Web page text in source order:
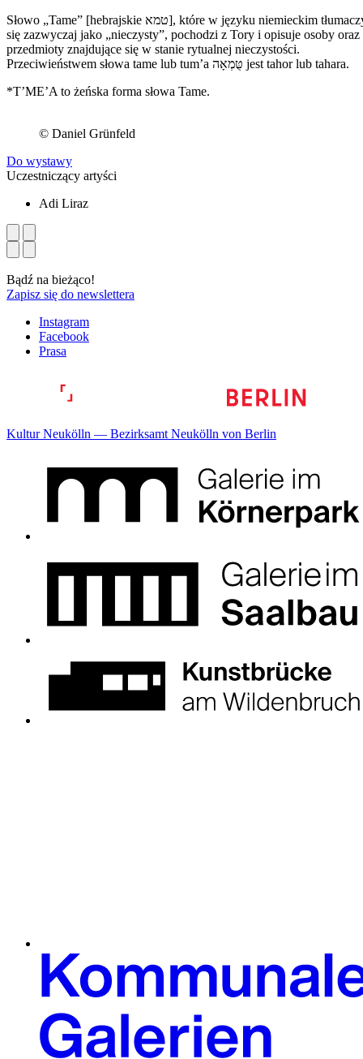
Słowo „Tame” [hebrajskie טמא], które w języku niemieckim tłumaczy
się zazwyczaj jako „nieczysty”, pochodzi z Tory i opisuje osoby oraz
przedmioty znajdujące się w stanie rytualnej nieczystości.
Przeciwieństwem słowa tame lub tum’a טֻּמְאָה jest tahor lub tahara.
*T’ME’A to żeńska forma słowa Tame.
© Daniel Grünfeld
Do wystawy
Uczestniczący artyści
Adi Liraz
Bądź na bieżąco!
Zapisz się do newslettera
Instagram
Facebook
Prasa
Kultur Neukölln — Bezirksamt Neukölln von Berlin